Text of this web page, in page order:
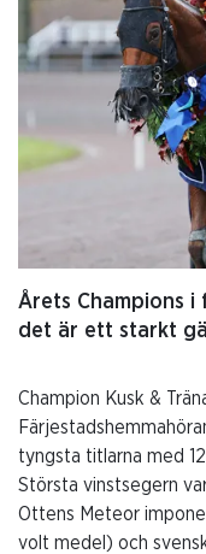
Årets Champions
det är ett starkt
Champion Kusk &
tyngsta titlarna med
Största vinstsegern
Ottens Meteor
volt medel) och